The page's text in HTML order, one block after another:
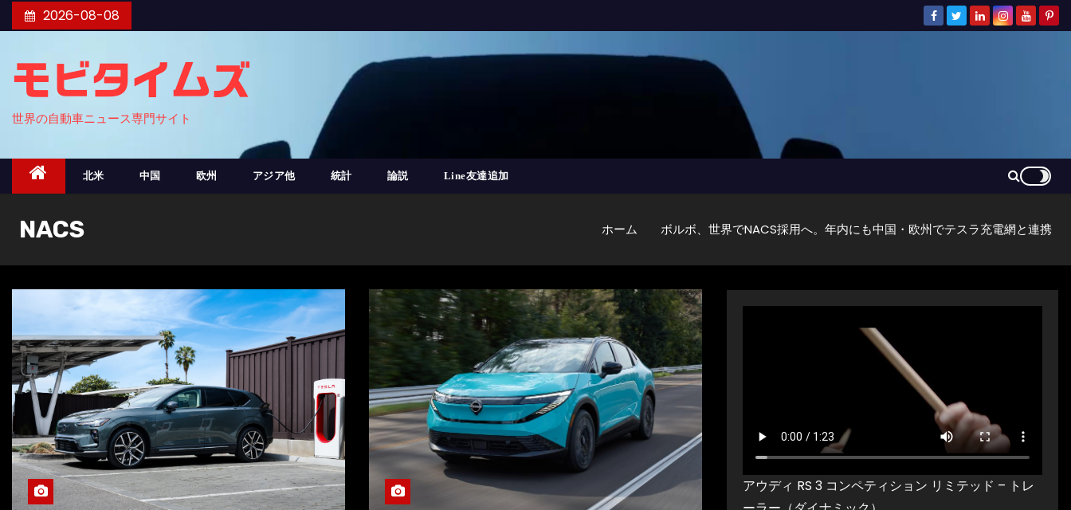
ン
2026-08-08
モビタイムズ
世界の自動車ニュース専門サイト
北米 中国 欧州 アジア他 統計 論説 Line友達追加
NACS ホーム ボルボ、世界でNACS採用へ。年内にも中国・欧州でテスラ充電網と連携
アウディ RS 3 コンペティション リミテッド – トレ